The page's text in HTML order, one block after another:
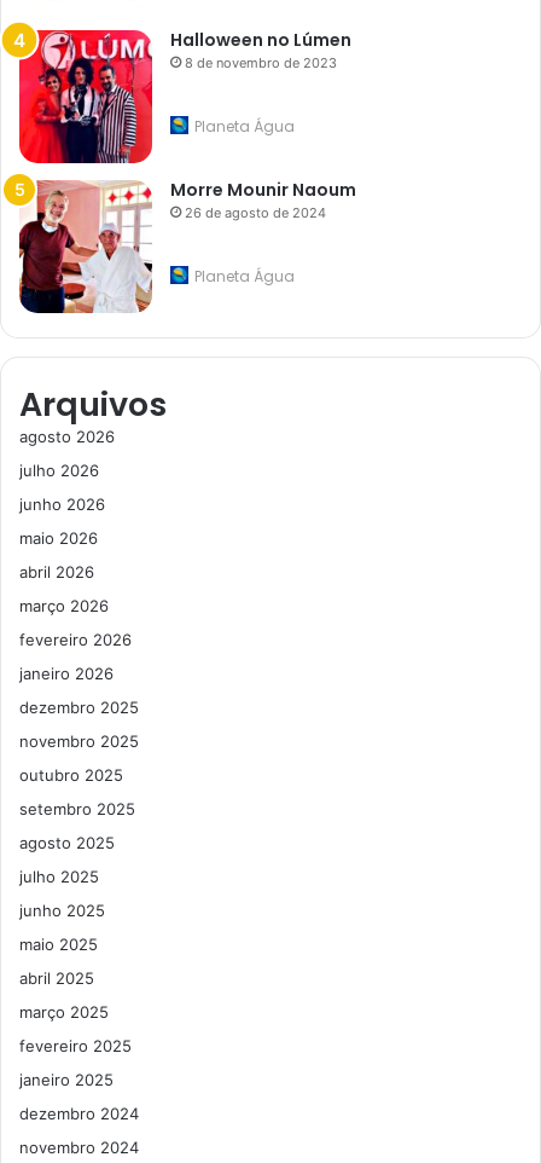
Halloween no Lúmen
8 de novembro de 2023
Planeta Água
Morre Mounir Naoum
26 de agosto de 2024
Planeta Água
Arquivos
agosto 2026
julho 2026
junho 2026
maio 2026
abril 2026
março 2026
fevereiro 2026
janeiro 2026
dezembro 2025
novembro 2025
outubro 2025
setembro 2025
agosto 2025
julho 2025
junho 2025
maio 2025
abril 2025
março 2025
fevereiro 2025
janeiro 2025
dezembro 2024
novembro 2024